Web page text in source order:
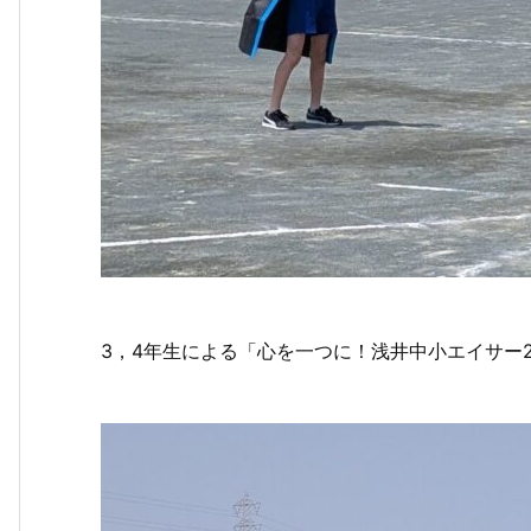
3，4年生による「心を一つに！浅井中小エイサ